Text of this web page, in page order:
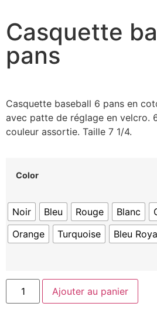
Casquette
pans
Casquette baseball 6 pans en
avec patte de réglage en velcro.
couleur assortie. Taille 7 1/4.
Color
Noir Bleu Rouge Blanc
Orange
Turquoise Bleu
Ajouter au panier